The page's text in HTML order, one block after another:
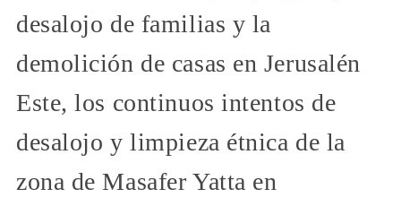
desalojo de familias y la
demolición de casas en Jerusalén
Este, los continuos intentos de
desalojo y limpieza étnica de la
zona de Masafer Yatta en